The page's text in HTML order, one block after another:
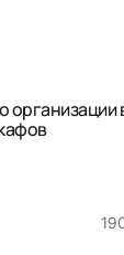
организации